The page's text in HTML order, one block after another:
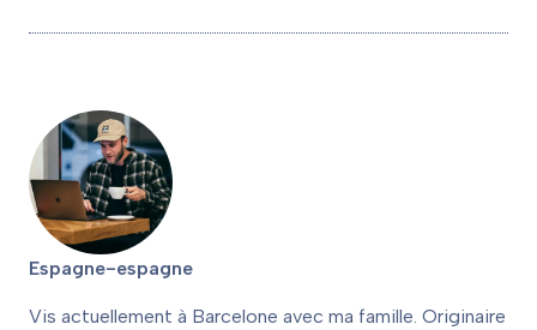
Espagne-espagne
Vis actuellement à Barcelone avec ma famille. Originaire